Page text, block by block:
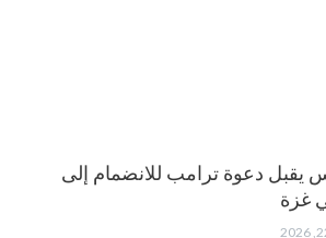
يقبل دعوة ترامب للانضمام إلى
غزة